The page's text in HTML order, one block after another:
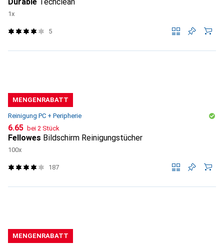
1x
5
MENGENRABATT
Reinigung PC + Peripherie
CHF
6.65 bei 2 Stück
Fellowes Bildschirm Reinigungstücher
100x
187
MENGENRABATT